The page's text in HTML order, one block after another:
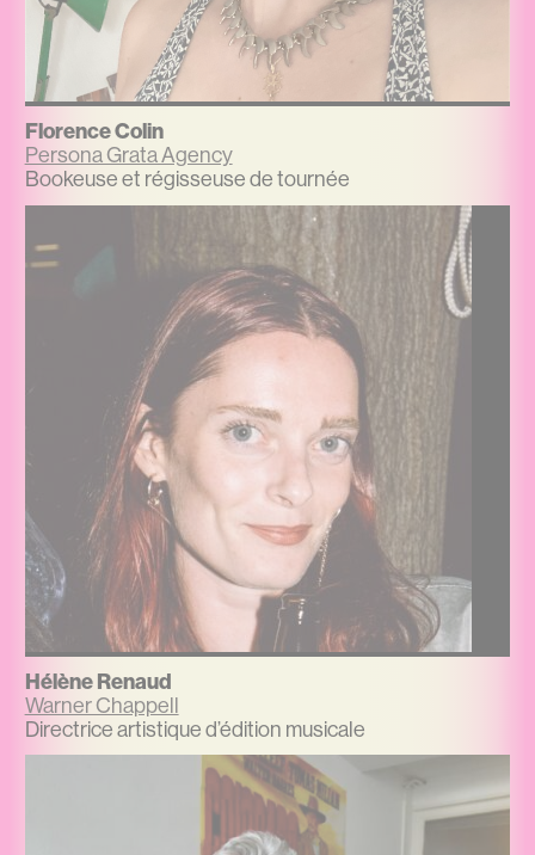
Florence Colin
Persona Grata Agency
Bookeuse et régisseuse de tournée
Hélène Renaud
Warner Chappell
Directrice artistique d’édition musicale